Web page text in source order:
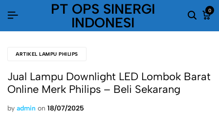
PT OPS SINERGI
INDONESI
0
ARTIKEL LAMPU PHILIPS
Jual Lampu Downlight LED Lombok Barat
Online Merk Philips – Beli Sekarang
by admin on 18/07/2025